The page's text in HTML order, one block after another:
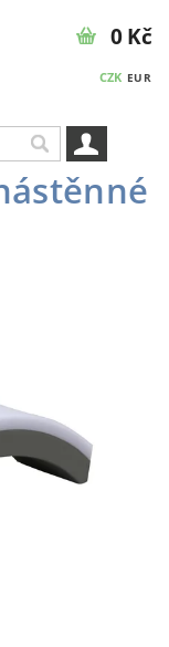
CZK EUR
0 Kč